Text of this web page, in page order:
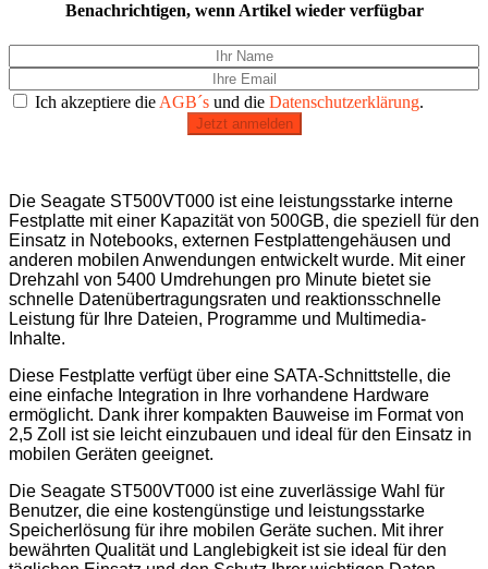
Benachrichtigen, wenn Artikel wieder verfügbar
Ich akzeptiere die AGB´s und die Datenschutzerklärung.
Jetzt anmelden
Die Seagate ST500VT000 ist eine leistungsstarke interne
Festplatte mit einer Kapazität von 500GB, die speziell für den
Einsatz in Notebooks, externen Festplattengehäusen und
anderen mobilen Anwendungen entwickelt wurde. Mit einer
Drehzahl von 5400 Umdrehungen pro Minute bietet sie
schnelle Datenübertragungsraten und reaktionsschnelle
Leistung für Ihre Dateien, Programme und Multimedia-
Inhalte.
Diese Festplatte verfügt über eine SATA-Schnittstelle, die
eine einfache Integration in Ihre vorhandene Hardware
ermöglicht. Dank ihrer kompakten Bauweise im Format von
2,5 Zoll ist sie leicht einzubauen und ideal für den Einsatz in
mobilen Geräten geeignet.
Die Seagate ST500VT000 ist eine zuverlässige Wahl für
Benutzer, die eine kostengünstige und leistungsstarke
Speicherlösung für ihre mobilen Geräte suchen. Mit ihrer
bewährten Qualität und Langlebigkeit ist sie ideal für den